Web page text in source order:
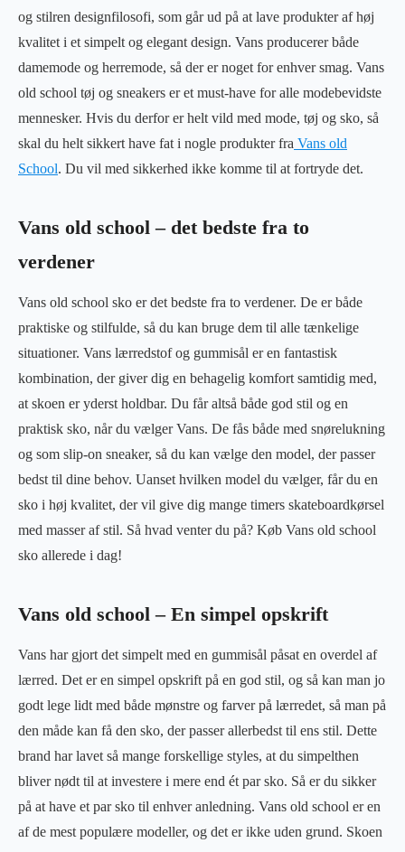
og stilren designfilosofi, som går ud på at lave produkter af høj
kvalitet i et simpelt og elegant design. Vans producerer både
damemode og herremode, så der er noget for enhver smag. Vans
old school tøj og sneakers er et must-have for alle modebevidste
mennesker. Hvis du derfor er helt vild med mode, tøj og sko, så
skal du helt sikkert have fat i nogle produkter fra Vans old
School. Du vil med sikkerhed ikke komme til at fortryde det.
Vans old school – det bedste fra to
verdener
Vans old school sko er det bedste fra to verdener. De er både
praktiske og stilfulde, så du kan bruge dem til alle tænkelige
situationer. Vans lærredstof og gummisål er en fantastisk
kombination, der giver dig en behagelig komfort samtidig med,
at skoen er yderst holdbar. Du får altså både god stil og en
praktisk sko, når du vælger Vans. De fås både med snørelukning
og som slip-on sneaker, så du kan vælge den model, der passer
bedst til dine behov. Uanset hvilken model du vælger, får du en
sko i høj kvalitet, der vil give dig mange timers skateboardkørsel
med masser af stil. Så hvad venter du på? Køb Vans old school
sko allerede i dag!
Vans old school – En simpel opskrift
Vans har gjort det simpelt med en gummisål påsat en overdel af
lærred. Det er en simpel opskrift på en god stil, og så kan man jo
godt lege lidt med både mønstre og farver på lærredet, så man på
den måde kan få den sko, der passer allerbedst til ens stil. Dette
brand har lavet så mange forskellige styles, at du simpelthen
bliver nødt til at investere i mere end ét par sko. Så er du sikker
på at have et par sko til enhver anledning. Vans old school er en
af de mest populære modeller, og det er ikke uden grund. Skoen